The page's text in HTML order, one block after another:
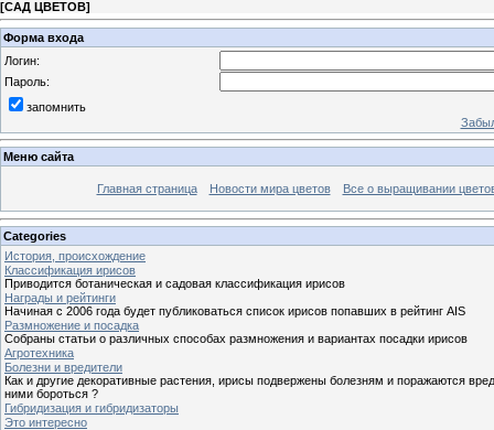
[САД ЦВЕТОВ]
Форма входа
Логин:
Пароль:
запомнить
Меню сайта
Главная страница Новости мира цветов Все о выращивании
Categories
История, происхождение
Классификация ирисов
Приводится ботаническая и садовая классификация ирисов
Награды и рейтинги
Начиная с 2006 года будет публиковаться список ирисов попавших в рейтинг AIS
Размножение и посадка
Собраны статьи о различных способах размножения и вариантах посадки ирисов
Агротехника
Болезни и вредители
Как и другие декоративные растения, ирисы подвержены болезням и поражаются
ними бороться ?
Гибридизация и гибридизаторы
Это интересно